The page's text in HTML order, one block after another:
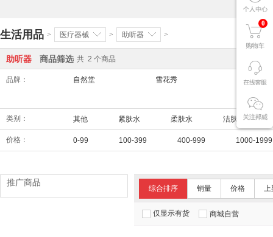
0
生活用品 > 医疗器械 > 助听器 >
助听器 商品筛选 共 2 个商品
品牌： 自然堂 雪花秀 兰芝
类别： 其他 紧肤水 柔肤水 洁肤水
价格： 0-99 100-399 400-999 1000-1999
综合排序 销量 价格 上
仅显示有货 商城自营
推广商品